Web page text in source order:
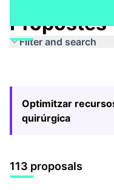
Propostes
Filter and search
Optimitzar
quirúrgica
113 proposals